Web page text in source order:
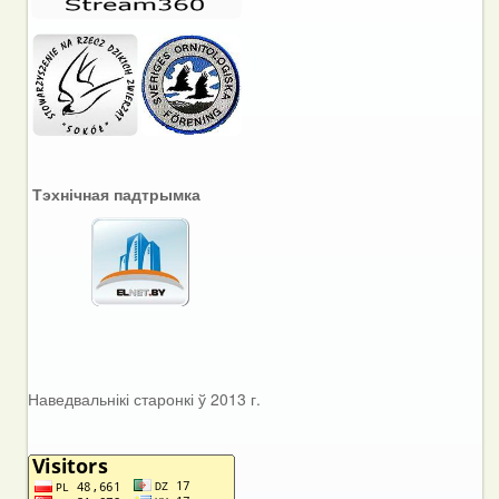
Тэхнічная падтрымка
Наведвальнікі старонкі ў 2013 г.